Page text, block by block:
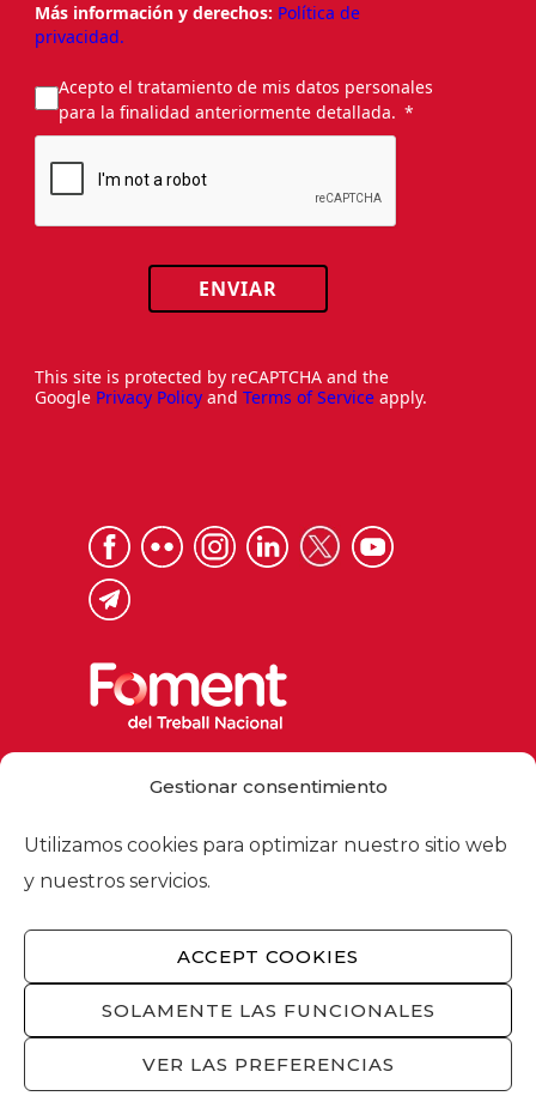
Gestionar consentimiento
Utilizamos cookies para optimizar nuestro sitio web
y nuestros servicios.
ACCEPT COOKIES
SOLAMENTE LAS FUNCIONALES
VER LAS PREFERENCIAS
Más información y derechos: Política de
privacidad.
Acepto el tratamiento de mis datos personales
para la finalidad anteriormente detallada.
ENVIAR
This site is protected by reCAPTCHA and the
Google Privacy Policy and Terms of Service apply.
foment@foment.com
© 2026 - Foment del Treball Nacional
de privacidad /Política de cookies
Privacidad redes sociales